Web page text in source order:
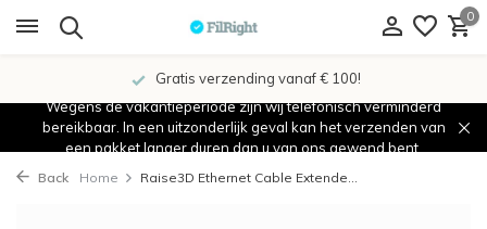
0
Gratis verzending vanaf € 100!
Wegens de vakantieperiode zijn wij telefonisch verminderd
bereikbaar. In een uitzonderlijk geval kan het verzenden van
een pakket langer duren dan u van ons gewend bent.
Back Home Raise3D Ethernet Cable Extende...